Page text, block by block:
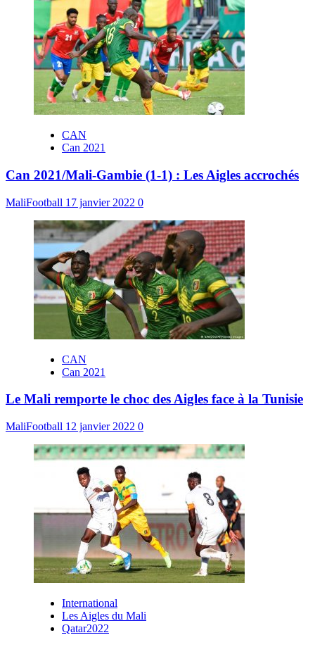
CAN
Can 2021
Can 2021/Mali-Gambie (1-1) : Les Aigles accrochés
MaliFootball 17 janvier 2022 0
CAN
Can 2021
Le Mali remporte le choc des Aigles face à la Tunisie
MaliFootball 12 janvier 2022 0
International
Les Aigles du Mali
Qatar2022